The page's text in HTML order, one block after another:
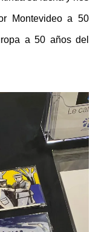
Montevideo a 50
a 50 años del